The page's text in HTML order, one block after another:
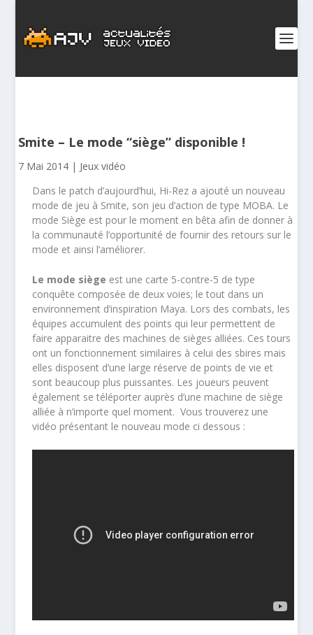
Smite – Le mode “siège” disponible !
7 Mai 2014 | Jeux vidéo
Dans le patch d’aujourd’hui, Hi-Rez a ajouté un nouveau
mode de jeu à Smite, son jeu d’action de type MOBA. Le
mode Siège est pour le moment en bêta afin de donner à
la communauté l’opportunité de fournir des retours sur le
mode et ainsi l’améliorer.
Le mode siège est une carte 5-contre-5 de type
conquête composée de deux voies; le tout dans un
environnement d’inspiration Maya. Lors des combats, les
équipes accumulent des points qui leur permettent de
faire apparaitre des machines de sièges alliées. Ces tours
ont un fonctionnement similaires à celui des sbires mais
elles disposent d’une large réserve de points de vie et
sont beaucoup plus puissantes. Les joueurs peuvent
également se téléporter auprès d’une machine de siège
alliée à n’importe quel moment. Vous trouverez une
vidéo présentant le nouveau mode ci dessous :